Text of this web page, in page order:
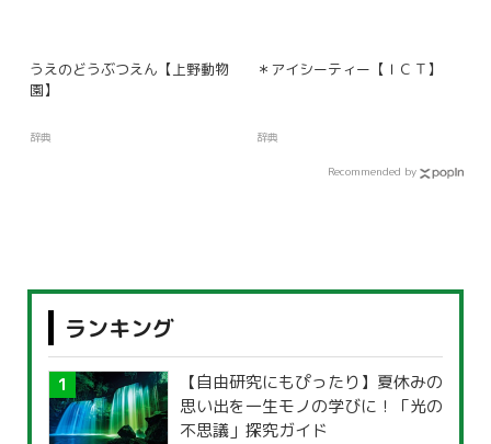
うえのどうぶつえん【上野動物
園】
辞典
＊アイシーティー【ＩＣＴ】
辞典
Recommended by
ランキング
【自由研究にもぴったり】夏休みの
思い出を一生モノの学びに！「光の
不思議」探究ガイド